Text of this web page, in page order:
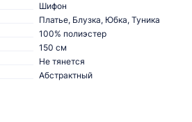
Шифон
Платье, Блузка, Юбка, Туника
100% полиэстер
150 см
Не тянется
Абстрактный